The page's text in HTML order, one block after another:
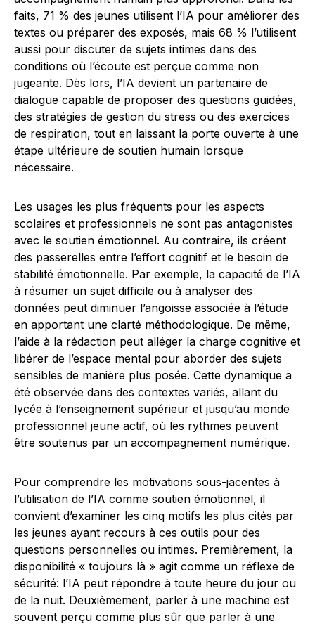
faits, 71 % des jeunes utilisent l’IA pour améliorer des
textes ou préparer des exposés, mais 68 % l’utilisent
aussi pour discuter de sujets intimes dans des
conditions où l’écoute est perçue comme non
jugeante. Dès lors, l’IA devient un partenaire de
dialogue capable de proposer des questions guidées,
des stratégies de gestion du stress ou des exercices
de respiration, tout en laissant la porte ouverte à une
étape ultérieure de soutien humain lorsque
nécessaire.
Les usages les plus fréquents pour les aspects
scolaires et professionnels ne sont pas antagonistes
avec le soutien émotionnel. Au contraire, ils créent
des passerelles entre l’effort cognitif et le besoin de
stabilité émotionnelle. Par exemple, la capacité de l’IA
à résumer un sujet difficile ou à analyser des
données peut diminuer l’angoisse associée à l’étude
en apportant une clarté méthodologique. De même,
l’aide à la rédaction peut alléger la charge cognitive et
libérer de l’espace mental pour aborder des sujets
sensibles de manière plus posée. Cette dynamique a
été observée dans des contextes variés, allant du
lycée à l’enseignement supérieur et jusqu’au monde
professionnel jeune actif, où les rythmes peuvent
être soutenus par un accompagnement numérique.
Pour comprendre les motivations sous-jacentes à
l’utilisation de l’IA comme soutien émotionnel, il
convient d’examiner les cinq motifs les plus cités par
les jeunes ayant recours à ces outils pour des
questions personnelles ou intimes. Premièrement, la
disponibilité « toujours là » agit comme un réflexe de
sécurité: l’IA peut répondre à toute heure du jour ou
de la nuit. Deuxièmement, parler à une machine est
souvent perçu comme plus sûr que parler à une